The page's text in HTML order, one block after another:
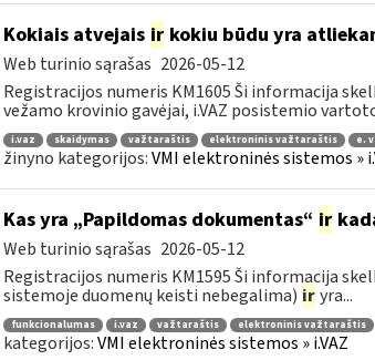
Kokiais atvejais irkokiu būdu yra
Web turinio sąrašas 2026-05-12
Registracijos numeris KM1605 Ši informacija
vežamo krovinio gavėjai, i.VAZ posistemio
i.vaz skaidymas važtaraštis elektroninis važtaraštis e.
žinyno kategorijos:VMI elektroninės sistemos »
Kas yra „Papildomas dokumentas“ ir
Web turinio sąrašas 2026-05-12
Registracijos numeris KM1595 Ši informacija
sistemoje duomenų keisti nebegalima) ir yra...
funkcionalumas i.vaz važtaraštis elektroninis važtaraštis
kategorijos:VMI elektroninės sistemos » i.VAZ